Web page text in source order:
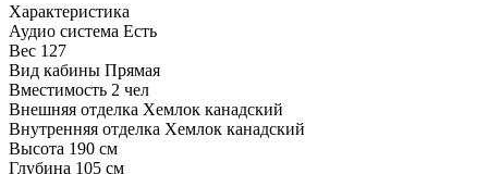
Характеристика
Аудио система Есть
Вес 127
Вид кабины Прямая
Вместимость 2 чел
Внешняя отделка Хемлок канадский
Внутренняя отделка Хемлок канадский
Высота 190 см
Глубина 105 см